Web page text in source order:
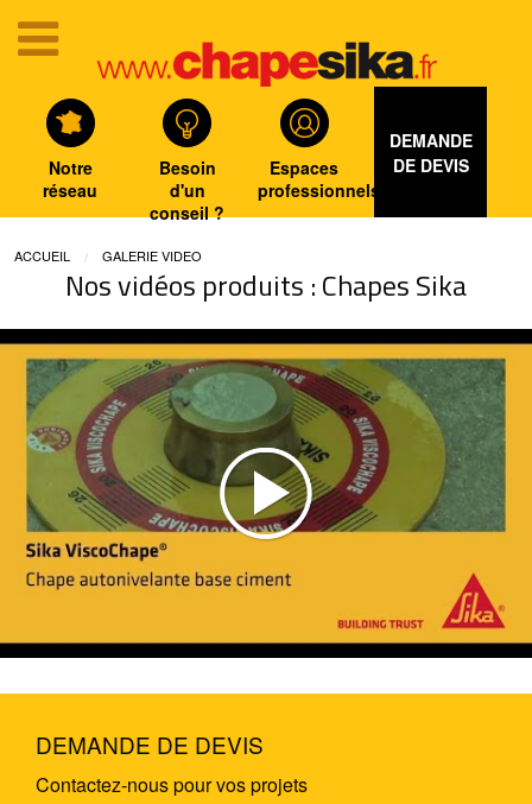
Notre
réseau
Besoin
d'un
conseil ?
Espaces
professionnels
DEMANDE
DE DEVIS
ACCUEIL GALERIE VIDEO
Nos vidéos produits : Chapes Sika
DEMANDE DE DEVIS
Contactez-nous pour vos projets